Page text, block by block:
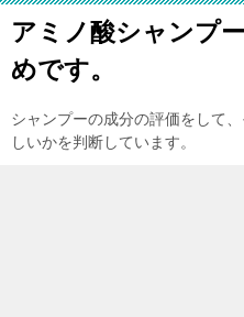
アミノ酸シャンプ
めです。
シャンプーの成分の評価をして
しいかを判断しています。